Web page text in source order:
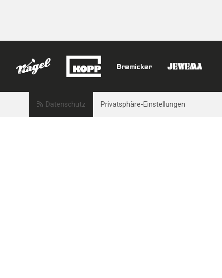
Datenschutz Privatsphäre-Einstellungen